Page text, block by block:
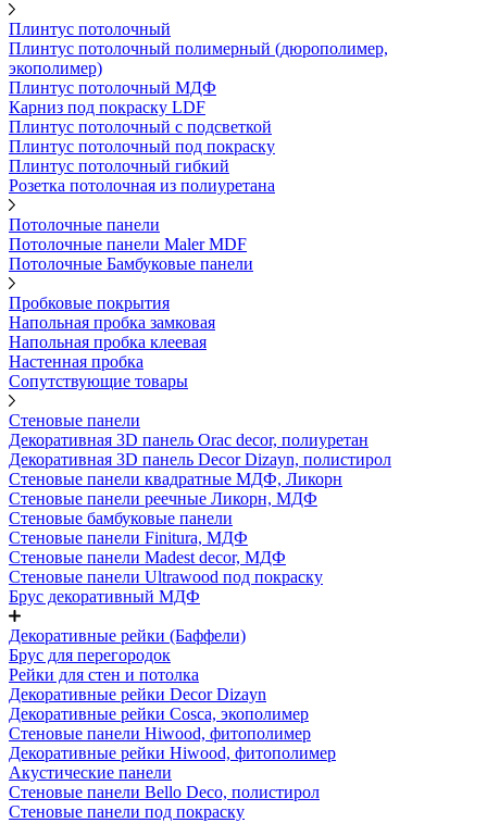
Плинтус потолочный
Плинтус потолочный полимерный (дюрополимер,
экополимер)
Плинтус потолочный МДФ
Карниз под покраску LDF
Плинтус потолочный с подсветкой
Плинтус потолочный под покраску
Плинтус потолочный гибкий
Розетка потолочная из полиуретана
Потолочные панели
Потолочные панели Maler MDF
Потолочные Бамбуковые панели
Пробковые покрытия
Напольная пробка замковая
Напольная пробка клеевая
Настенная пробка
Сопутствующие товары
Стеновые панели
Декоративная 3D панель Orac decor, полиуретан
Декоративная 3D панель Decor Dizayn, полистирол
Стеновые панели квадратные МДФ, Ликорн
Стеновые панели реечные Ликорн, МДФ
Стеновые бамбуковые панели
Стеновые панели Finitura, МДФ
Стеновые панели Madest decor, МДФ
Стеновые панели Ultrawood под покраску
Брус декоративный МДФ
Декоративные рейки (Баффели)
Брус для перегородок
Рейки для стен и потолка
Декоративные рейки Decor Dizayn
Декоративные рейки Cosca, экополимер
Стеновые панели Hiwood, фитополимер
Декоративные рейки Hiwood, фитополимер
Акустические панели
Стеновые панели Bello Deco, полистирол
Стеновые панели под покраску